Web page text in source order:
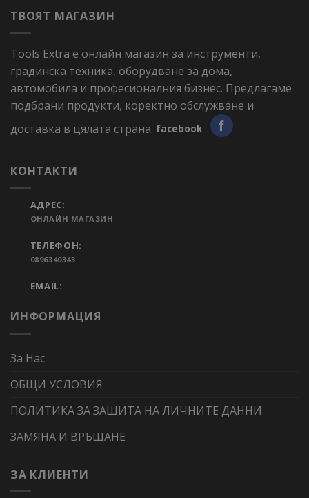
ТВОЯТ МАГАЗИН
Tools Extra е онлайн магазин за инструменти,
градинска техника, оборудване за дома,
автомобила и професионалния бизнес. Предлагаме
подбрани продукти, коректно обслужване и
доставка в цялата страна. facebook
КОНТАКТИ
АДРЕС:
ОНЛАЙН МАГАЗИН
ТЕЛЕФОН:
0896340343
EMAIL:
ИНФОРМАЦИЯ
За Нас
ОБЩИ УСЛОВИЯ
ПОЛИТИКА ЗА ЗАЩИТА НА ЛИЧНИТЕ ДАННИ
ЗАМЯНА И ВРЪЩАНЕ
ЗА КЛИЕНТИ